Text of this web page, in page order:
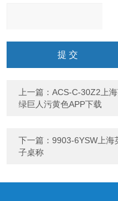
字），如：三加四=7
上一篇：ACS-C-30Z2上
绿巨人污黄色APP下载
下一篇：9903-6YSW上海
子桌称